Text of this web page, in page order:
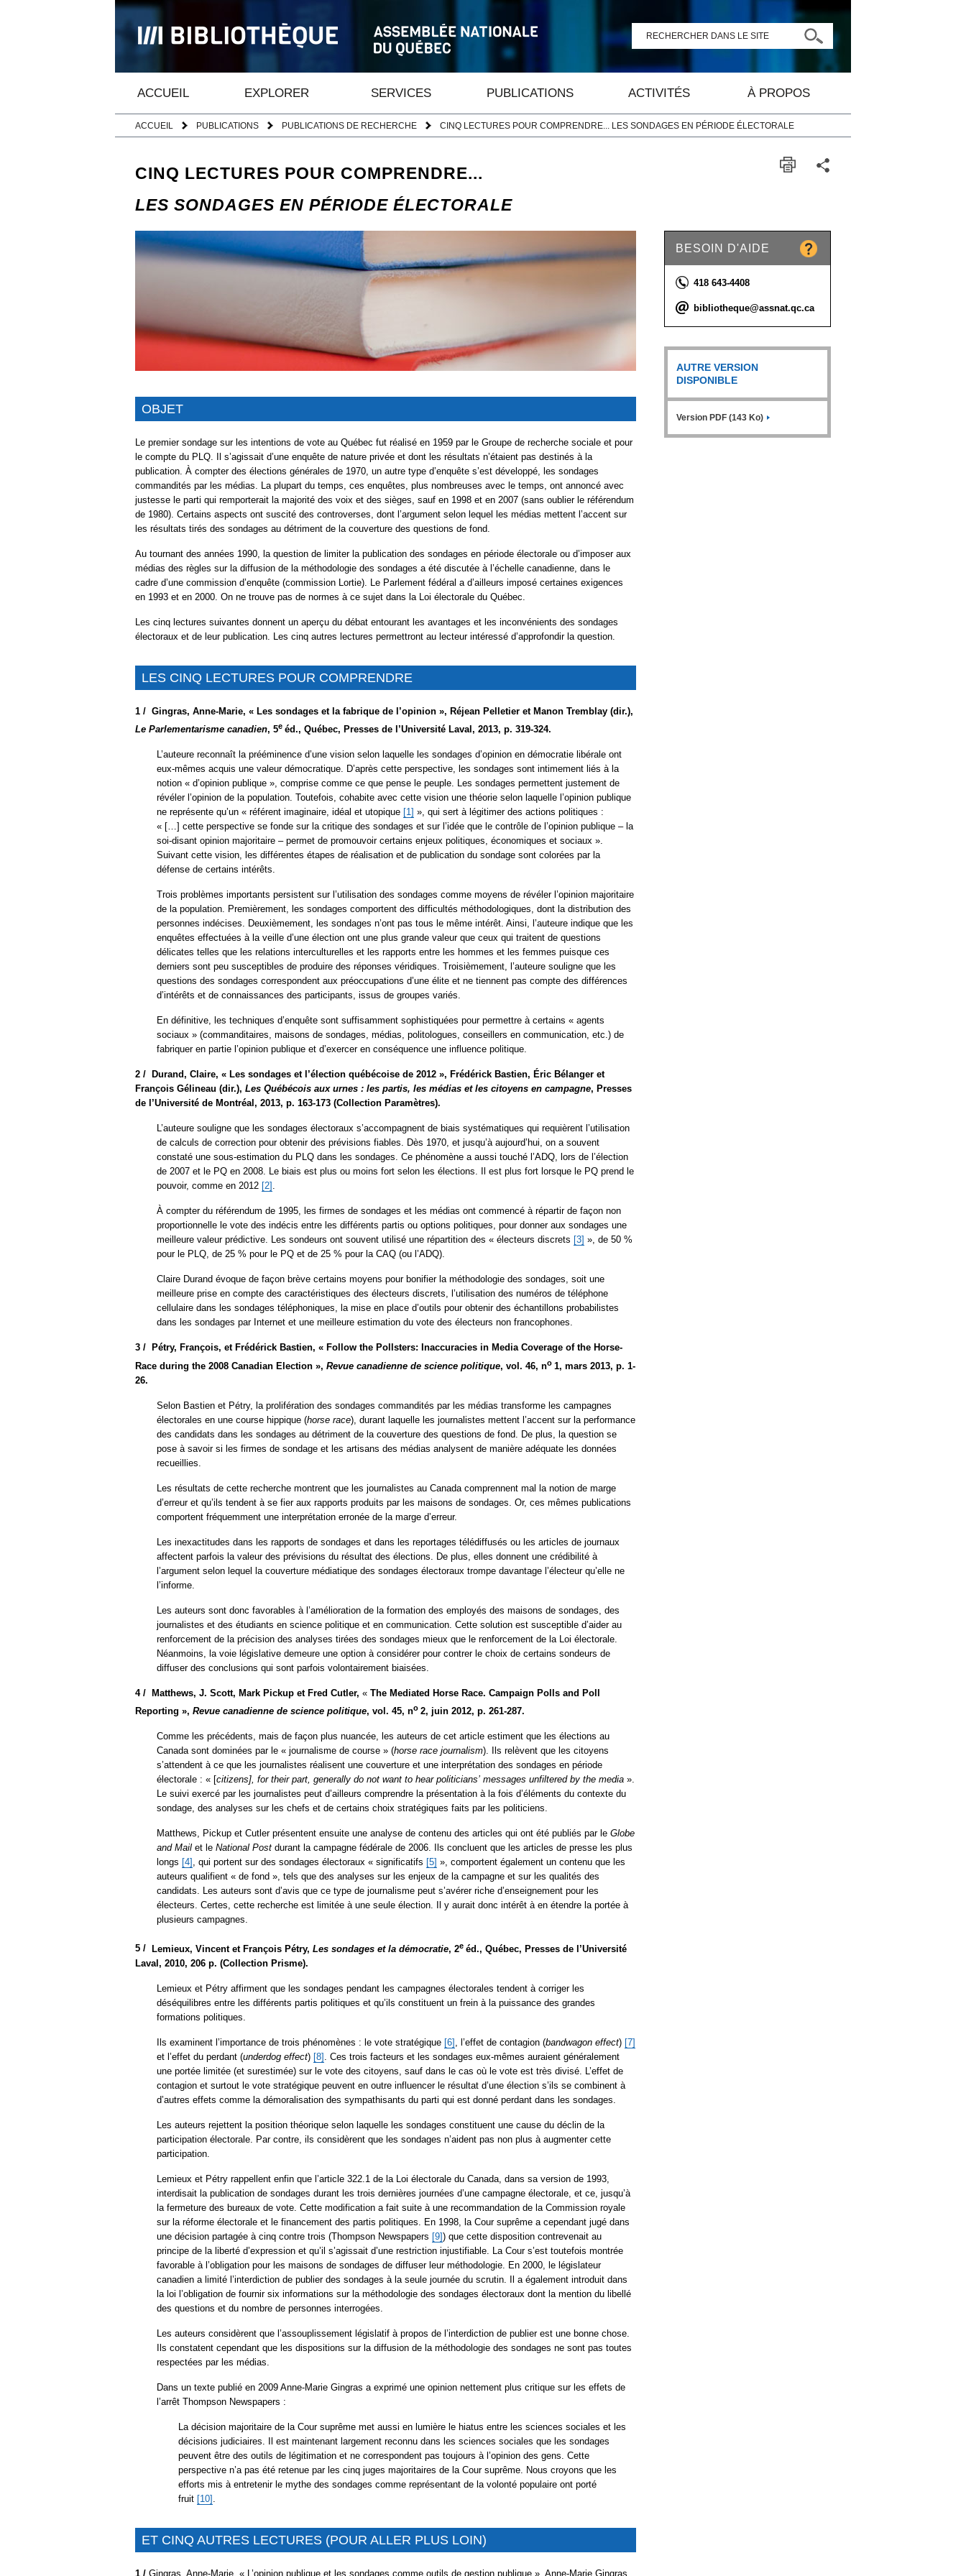
RECHERCHER DANS LE SITE
ACCUEIL EXPLORER SERVICES PUBLICATIONS ACTIVITÉS À PROPOS
ACCUEIL PUBLICATIONS PUBLICATIONS DE RECHERCHE CINQ LECTURES POUR COMPRENDRE... LES SONDAGES EN PÉRIODE ÉLECTORALE
CINQ LECTURES POUR COMPRENDRE...
LES SONDAGES EN PÉRIODE ÉLECTORALE
OBJET
Le premier sondage sur les intentions de vote au Québec fut réalisé en 1959 par le Groupe de recherche sociale et pour
le compte du PLQ. Il s’agissait d’une enquête de nature privée et dont les résultats n’étaient pas destinés à la
publication. À compter des élections générales de 1970, un autre type d’enquête s’est développé, les sondages
commandités par les médias. La plupart du temps, ces enquêtes, plus nombreuses avec le temps, ont annoncé avec
justesse le parti qui remporterait la majorité des voix et des sièges, sauf en 1998 et en 2007 (sans oublier le référendum
de 1980). Certains aspects ont suscité des controverses, dont l’argument selon lequel les médias mettent l’accent sur
les résultats tirés des sondages au détriment de la couverture des questions de fond.
Au tournant des années 1990, la question de limiter la publication des sondages en période électorale ou d’imposer aux
médias des règles sur la diffusion de la méthodologie des sondages a été discutée à l’échelle canadienne, dans le
cadre d’une commission d’enquête (commission Lortie). Le Parlement fédéral a d’ailleurs imposé certaines exigences
en 1993 et en 2000. On ne trouve pas de normes à ce sujet dans la Loi électorale du Québec.
Les cinq lectures suivantes donnent un aperçu du débat entourant les avantages et les inconvénients des sondages
électoraux et de leur publication. Les cinq autres lectures permettront au lecteur intéressé d’approfondir la question.
LES CINQ LECTURES POUR COMPRENDRE
1 / Gingras, Anne-Marie, « Les sondages et la fabrique de l’opinion », Réjean Pelletier et Manon Tremblay (dir.),
Le Parlementarisme canadien, 5e éd., Québec, Presses de l’Université Laval, 2013, p. 319-324.
L’auteure reconnaît la prééminence d’une vision selon laquelle les sondages d’opinion en démocratie libérale ont
eux-mêmes acquis une valeur démocratique. D’après cette perspective, les sondages sont intimement liés à la
notion « d’opinion publique », comprise comme ce que pense le peuple. Les sondages permettent justement de
révéler l’opinion de la population. Toutefois, cohabite avec cette vision une théorie selon laquelle l’opinion publique
ne représente qu’un « référent imaginaire, idéal et utopique [1] », qui sert à légitimer des actions politiques :
« […] cette perspective se fonde sur la critique des sondages et sur l’idée que le contrôle de l’opinion publique – la
soi-disant opinion majoritaire – permet de promouvoir certains enjeux politiques, économiques et sociaux ».
Suivant cette vision, les différentes étapes de réalisation et de publication du sondage sont colorées par la
défense de certains intérêts.
Trois problèmes importants persistent sur l’utilisation des sondages comme moyens de révéler l’opinion majoritaire
de la population. Premièrement, les sondages comportent des difficultés méthodologiques, dont la distribution des
personnes indécises. Deuxièmement, les sondages n’ont pas tous le même intérêt. Ainsi, l’auteure indique que les
enquêtes effectuées à la veille d’une élection ont une plus grande valeur que ceux qui traitent de questions
délicates telles que les relations interculturelles et les rapports entre les hommes et les femmes puisque ces
derniers sont peu susceptibles de produire des réponses véridiques. Troisièmement, l’auteure souligne que les
questions des sondages correspondent aux préoccupations d’une élite et ne tiennent pas compte des différences
d’intérêts et de connaissances des participants, issus de groupes variés.
En définitive, les techniques d’enquête sont suffisamment sophistiquées pour permettre à certains « agents
sociaux » (commanditaires, maisons de sondages, médias, politologues, conseillers en communication, etc.) de
fabriquer en partie l’opinion publique et d’exercer en conséquence une influence politique.
2 /
Durand, Claire, « Les sondages et l’élection québécoise de 2012 », Frédérick Bastien, Éric Bélanger et
François Gélineau (dir.), Les Québécois aux urnes : les partis, les médias et les citoyens en campagne, Presses
de l’Université de Montréal, 2013, p. 163-173 (Collection Paramètres).
L’auteure souligne que les sondages électoraux s’accompagnent de biais systématiques qui requièrent l’utilisation
de calculs de correction pour obtenir des prévisions fiables. Dès 1970, et jusqu’à aujourd’hui, on a souvent
constaté une sous-estimation du PLQ dans les sondages. Ce phénomène a aussi touché l’ADQ, lors de l’élection
de 2007 et le PQ en 2008. Le biais est plus ou moins fort selon les élections. Il est plus fort lorsque le PQ prend le
pouvoir, comme en 2012 [2] .
À compter du référendum de 1995, les firmes de sondages et les médias ont commencé à répartir de façon non
proportionnelle le vote des indécis entre les différents partis ou options politiques, pour donner aux sondages une
meilleure valeur prédictive. Les sondeurs ont souvent utilisé une répartition des « électeurs discrets [3] », de 50 %
pour le PLQ, de 25 % pour le PQ et de 25 % pour la CAQ (ou l’ADQ).
Claire Durand évoque de façon brève certains moyens pour bonifier la méthodologie des sondages, soit une
meilleure prise en compte des caractéristiques des électeurs discrets, l’utilisation des numéros de téléphone
cellulaire dans les sondages téléphoniques, la mise en place d’outils pour obtenir des échantillons probabilistes
dans les sondages par Internet et une meilleure estimation du vote des électeurs non francophones.
3 /
Pétry, François, et Frédérick Bastien, « Follow the Pollsters: Inaccuracies in Media Coverage of the Horse-
Race during the 2008 Canadian Election », Revue canadienne de science politique, vol. 46, no 1, mars 2013, p. 1-
26.
Selon Bastien et Pétry, la prolifération des sondages commandités par les médias transforme les campagnes
électorales en une course hippique (horse race), durant laquelle les journalistes mettent l’accent sur la performance
des candidats dans les sondages au détriment de la couverture des questions de fond. De plus, la question se
pose à savoir si les firmes de sondage et les artisans des médias analysent de manière adéquate les données
recueillies.
Les résultats de cette recherche montrent que les journalistes au Canada comprennent mal la notion de marge
d’erreur et qu’ils tendent à se fier aux rapports produits par les maisons de sondages. Or, ces mêmes publications
comportent fréquemment une interprétation erronée de la marge d’erreur.
Les inexactitudes dans les rapports de sondages et dans les reportages télédiffusés ou les articles de journaux
affectent parfois la valeur des prévisions du résultat des élections. De plus, elles donnent une crédibilité à
l’argument selon lequel la couverture médiatique des sondages électoraux trompe davantage l’électeur qu’elle ne
l’informe.
Les auteurs sont donc favorables à l’amélioration de la formation des employés des maisons de sondages, des
journalistes et des étudiants en science politique et en communication. Cette solution est susceptible d’aider au
renforcement de la précision des analyses tirées des sondages mieux que le renforcement de la Loi électorale.
Néanmoins, la voie législative demeure une option à considérer pour contrer le choix de certains sondeurs de
diffuser des conclusions qui sont parfois volontairement biaisées.
4 / Matthews, J. Scott, Mark Pickup et Fred Cutler, « The Mediated Horse Race. Campaign Polls and Poll
Reporting », Revue canadienne de science politique, vol. 45, no 2, juin 2012, p. 261-287.
Comme les précédents, mais de façon plus nuancée, les auteurs de cet article estiment que les élections au
Canada sont dominées par le « journalisme de course » (horse race journalism). Ils relèvent que les citoyens
s’attendent à ce que les journalistes réalisent une couverture et une interprétation des sondages en période
électorale : « [citizens], for their part, generally do not want to hear politicians’ messages unfiltered by the media ».
Le suivi exercé par les journalistes peut d’ailleurs comprendre la présentation à la fois d’éléments du contexte du
sondage, des analyses sur les chefs et de certains choix stratégiques faits par les politiciens.
Matthews, Pickup et Cutler présentent ensuite une analyse de contenu des articles qui ont été publiés par le Globe
and Mail et le National Post durant la campagne fédérale de 2006. Ils concluent que les articles de presse les plus
longs [4] , qui portent sur des sondages électoraux « significatifs [5] », comportent également un contenu que les
auteurs qualifient « de fond », tels que des analyses sur les enjeux de la campagne et sur les qualités des
candidats. Les auteurs sont d’avis que ce type de journalisme peut s’avérer riche d’enseignement pour les
électeurs. Certes, cette recherche est limitée à une seule élection. Il y aurait donc intérêt à en étendre la portée à
plusieurs campagnes.
5 / Lemieux, Vincent et François Pétry, Les sondages et la démocratie, 2e éd., Québec, Presses de l’Université
Laval, 2010, 206 p. (Collection Prisme).
Lemieux et Pétry affirment que les sondages pendant les campagnes électorales tendent à corriger les
déséquilibres entre les différents partis politiques et qu’ils constituent un frein à la puissance des grandes
formations politiques.
Ils examinent l’importance de trois phénomènes : le vote stratégique [6] , l’effet de contagion (bandwagon effect) [7]
et l’effet du perdant (underdog effect) [8]
. Ces trois facteurs et les sondages eux-mêmes auraient généralement
une portée limitée (et surestimée) sur le vote des citoyens, sauf dans le cas où le vote est très divisé. L’effet de
contagion et surtout le vote stratégique peuvent en outre influencer le résultat d’une élection s’ils se combinent à
d’autres effets comme la démoralisation des sympathisants du parti qui est donné perdant dans les sondages.
Les auteurs rejettent la position théorique selon laquelle les sondages constituent une cause du déclin de la
participation électorale. Par contre, ils considèrent que les sondages n’aident pas non plus à augmenter cette
participation.
Lemieux et Pétry rappellent enfin que l’article 322.1 de la Loi électorale du Canada, dans sa version de 1993,
interdisait la publication de sondages durant les trois dernières journées d’une campagne électorale, et ce, jusqu’à
la fermeture des bureaux de vote. Cette modification a fait suite à une recommandation de la Commission royale
sur la réforme électorale et le financement des partis politiques. En 1998, la Cour suprême a cependant jugé dans
une décision partagée à cinq contre trois (Thompson Newspapers [9]) que cette disposition contrevenait au
principe de la liberté d’expression et qu’il s’agissait d’une restriction injustifiable. La Cour s’est toutefois montrée
favorable à l’obligation pour les maisons de sondages de diffuser leur méthodologie. En 2000, le législateur
canadien a limité l’interdiction de publier des sondages à la seule journée du scrutin. Il a également introduit dans
la loi l’obligation de fournir six informations sur la méthodologie des sondages électoraux dont la mention du libellé
des questions et du nombre de personnes interrogées.
Les auteurs considèrent que l’assouplissement législatif à propos de l’interdiction de publier est une bonne chose.
Ils constatent cependant que les dispositions sur la diffusion de la méthodologie des sondages ne sont pas toutes
respectées par les médias.
Dans un texte publié en 2009 Anne-Marie Gingras a exprimé une opinion nettement plus critique sur les effets de
l’arrêt Thompson Newspapers :
La décision majoritaire de la Cour suprême met aussi en lumière le hiatus entre les sciences sociales et les
décisions judiciaires. Il est maintenant largement reconnu dans les sciences sociales que les sondages
peuvent être des outils de légitimation et ne correspondent pas toujours à l’opinion des gens. Cette
perspective n’a pas été retenue par les cinq juges majoritaires de la Cour suprême. Nous croyons que les
efforts mis à entretenir le mythe des sondages comme représentant de la volonté populaire ont porté
fruit [10]
ET CINQ AUTRES LECTURES (POUR ALLER PLUS LOIN)
1 / Gingras, Anne-Marie, « L’opinion publique et les sondages comme outils de gestion publique », Anne-Marie Gingras,
BESOIN D'AIDE
Téléphone :
418 643-4408
Courriel :
bibliotheque@assnat.qc.ca
AUTRE VERSION
DISPONIBLE
Version PDF (143 Ko)